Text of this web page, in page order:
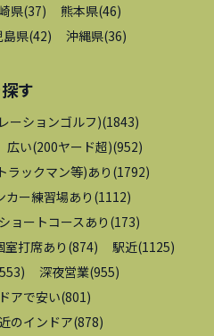
県(37) 熊本県(46)
島県(42) 沖縄県(36)
す
ーションゴルフ)(1843)
広い(200ヤード超)(952)
ラックマン等)あり (1792)
カー練習場あり (1112)
ショートコースあり (173)
室打席あり (874) 駅近(1125)
) 深夜営業(955)
アで安い(801 )
のインドア(878)